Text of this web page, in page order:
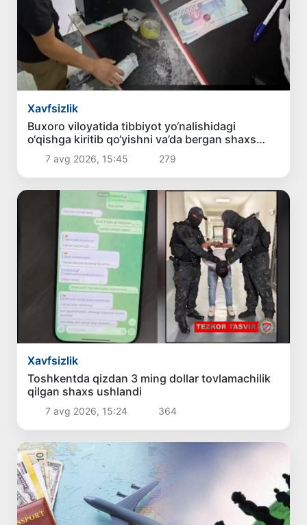
Xavfsizlik
Buxoro viloyatida tibbiyot yo‘nalishidagi
o‘qishga kiritib qo‘yishni va’da bergan shaxs
ushlandi
7 avg 2026, 15:45 279
Xavfsizlik
Toshkentda qizdan 3 ming dollar tovlamachilik
qilgan shaxs ushlandi
7 avg 2026, 15:24 364